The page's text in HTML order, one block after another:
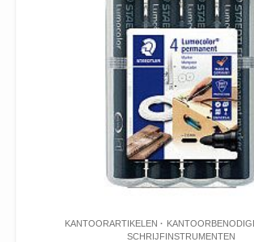
KANTOORARTIKELEN
SCHRIJFINSTRUMENTEN